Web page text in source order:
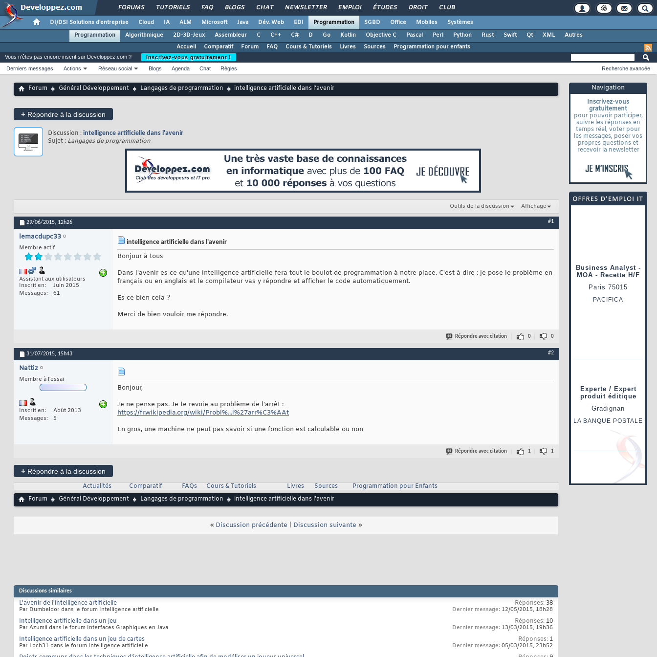
FORUMS TUTORIELS FAQ BLOGS CHAT NEWSLETTER EMPLOI ÉTUDES DROIT CLUB
DI/DSI Solutions d'entreprise Cloud IA ALM Microsoft Java Dév. Web EDI Programmation SGBD Office Mobiles
Systèmes
Programmation
Algorithmique 2D-3D-Jeux Assembleur C C++ C# D Go Kotlin Objective C Pascal Perl Python Rust Swift Qt XML
Autres
Accueil
Comparatif Forum FAQ Cours & Tutoriels Livres Sources Programmation pour enfants
Navigation
Inscrivez-vous
gratuitement
pour pouvoir participer,
suivre les réponses en
temps réel, voter pour
les messages, poser vos
propres questions et
recevoir la newsletter
Vous n'êtes pas encore inscrit sur Developpez.com ?
Inscrivez-vous gratuitement !
Derniers messages
Actions Réseau social Blogs Agenda Chat Règles Recherche avancée
Forum Général Développement Langages de programmation intelligence artificielle dans l'avenir
+ Répondre à la discussion
Discussion : intelligence artificielle dans l'avenir
Sujet : Langages de programmation
Outils de la discussion Affichage
29/06/2015, 12h26 #1
lemacdupc33
Membre actif
Assistant aux utilisateurs
Inscrit en
Juin 2015
Messages
61
intelligence artificielle dans l'avenir
Bonjour à tous
Dans l'avenir es ce qu'une intelligence artificielle fera tout le boulot de programmation à notre place. C'est à dire : je pose le problème en
français ou en anglais et le compilateur vas y répondre et afficher le code automatiquement.
Es ce bien cela ?
Merci de bien vouloir me répondre.
Répondre avec citation 0 0
31/07/2015, 15h43 #2
Nattiz
Membre à l'essai
Inscrit en
Août 2013
Messages
5
Bonjour,
Je ne pense pas. Je te revoie au problème de l'arrêt :
https://fr.wikipedia.org/wiki/Probl%...l%27arr%C3%AAt
En gros, une machine ne peut pas savoir si une fonction est calculable ou non
Répondre avec citation 1 1
+ Répondre à la discussion
Actualités
Comparatif FAQs Cours & Tutoriels Livres Sources
Programmation pour Enfants
Forum
Général Développement Langages de programmation intelligence artificielle dans l'avenir
« Discussion précédente Discussion suivante »
Discussions similaires
L'avenir de l'intelligence artificielle
Par Dumbeldor dans le forum Intelligence artificielle
Réponses: 38
Dernier message: 12/05/2015, 18h28
Intelligence artificielle dans un jeu
Par Azumii dans le forum Interfaces Graphiques en Java
Réponses: 10
Dernier message: 13/03/2015, 19h36
Intelligence artificielle dans un jeu de cartes
Par Loch31 dans le forum Intelligence artificielle
Réponses: 1
Dernier message: 05/03/2015, 23h52